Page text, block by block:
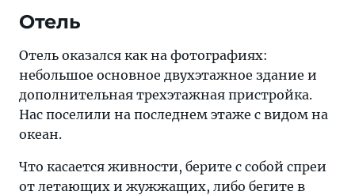
Отель
Отель оказался как на фотографиях:
небольшое основное двухэтажное здание и
дополнительная трехэтажная пристройка.
Нас поселили на последнем этаже с видом на
океан.
Что касается живности, берите с собой спреи
от летающих и жужжащих, либо бегите в